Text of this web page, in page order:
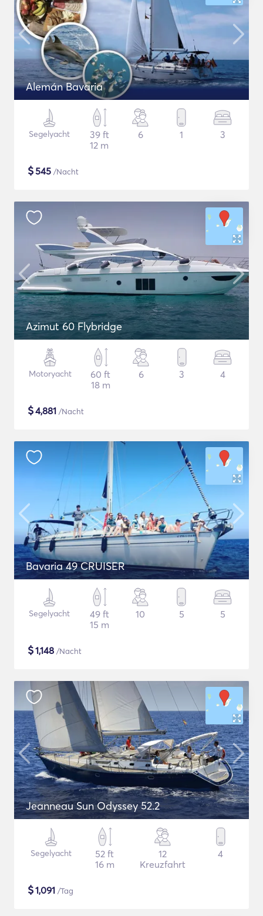
Alemán Bavaria
Segelyacht
39 ft
12 m
6 1 3
$545 /Nacht
Azimut 60 Flybridge
Motoryacht
60 ft
18 m
6 3 4
$4,881 /Nacht
Bavaria 49 CRUISER
Segelyacht
49 ft
15 m
10 5 5
$1,148 /Nacht
Jeanneau Sun Odyssey 52.2
Segelyacht
52 ft
16 m
12
Kreuzfahrt
4
$1,091 /Tag